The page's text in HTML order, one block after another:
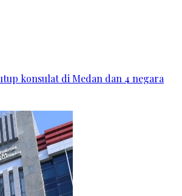
konsulat di Medan dan 4 negara